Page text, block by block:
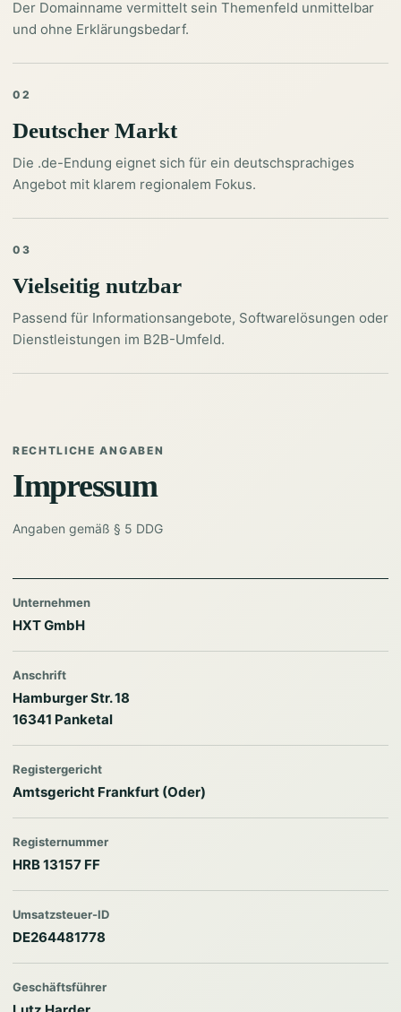
Der Domainname vermittelt sein Themenfeld unmittelbar
und ohne Erklärungsbedarf.
02
Deutscher Markt
Die .de-Endung eignet sich für ein deutschsprachiges
Angebot mit klarem regionalem Fokus.
03
Vielseitig nutzbar
Passend für Informationsangebote, Softwarelösungen oder
Dienstleistungen im B2B-Umfeld.
RECHTLICHE ANGABEN
Impressum
Angaben gemäß § 5 DDG
Unternehmen
HXT GmbH
Anschrift
Hamburger Str. 18
16341 Panketal
Registergericht
Amtsgericht Frankfurt (Oder)
Registernummer
HRB 13157 FF
Umsatzsteuer-ID
DE264481778
Geschäftsführer